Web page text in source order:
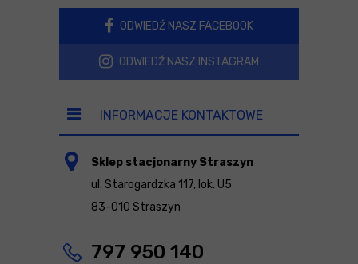
ODWIEDŹ NASZ FACEBOOK
ODWIEDŹ NASZ INSTAGRAM
INFORMACJE KONTAKTOWE
Sklep stacjonarny Straszyn
ul. Starogardzka 117, lok. U5
83-010 Straszyn
797 950 140